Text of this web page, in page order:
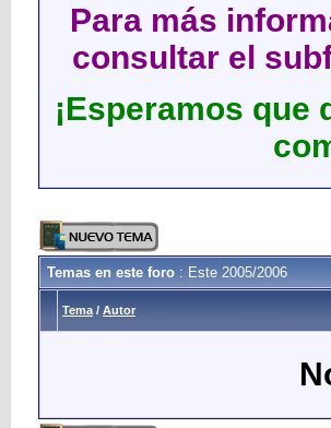
Para más
consultar el
¡Esperamos
Temas en este foro : Este 2005/2006
Tema / Autor